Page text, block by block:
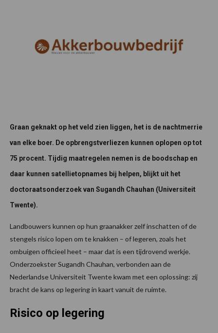
Graan geknakt op het veld zien liggen, het is de nachtmerrie
van elke boer. De opbrengstverliezen kunnen oplopen op tot
75 procent. Tijdig maatregelen nemen is de boodschap en
daar kunnen satellietopnames bij helpen, blijkt uit het
doctoraatsonderzoek van Sugandh Chauhan (Universiteit
Twente).
Landbouwers kunnen op hun graanakker zelf inschatten of de
stengels risico lopen om te knakken – of legeren, zoals het
ombuigen officieel heet – maar dat is een tijdrovend werkje.
Onderzoekster Sugandh Chauhan, verbonden aan de
Nederlandse Universiteit Twente kwam met een oplossing: zij
bracht de kans op legering in kaart vanuit de ruimte.
Risico op legering